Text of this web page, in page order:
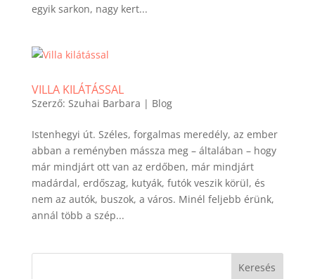
egyik sarkon, nagy kert...
VILLA KILÁTÁSSAL
Szerző: Szuhai Barbara | Blog
Istenhegyi út. Széles, forgalmas meredély, az ember
abban a reményben mássza meg – általában – hogy
már mindjárt ott van az erdőben, már mindjárt
madárdal, erdőszag, kutyák, futók veszik körül, és
nem az autók, buszok, a város. Minél feljebb érünk,
annál több a szép...